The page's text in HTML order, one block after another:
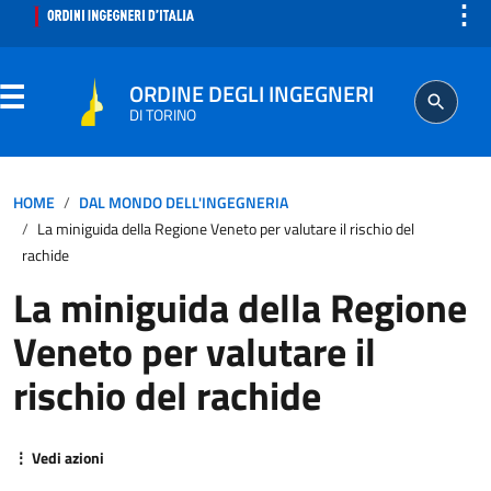
⋮
ORDINE DEGLI INGEGNERI
DI TORINO
SEGRETERIA
ISCRITTO
PROFESSIONE
HOME
DAL MONDO DELL'INGEGNERIA
La miniguida della Regione Veneto per valutare il rischio del
rachide
La miniguida della Regione
Veneto per valutare il
rischio del rachide
⋮ Vedi azioni